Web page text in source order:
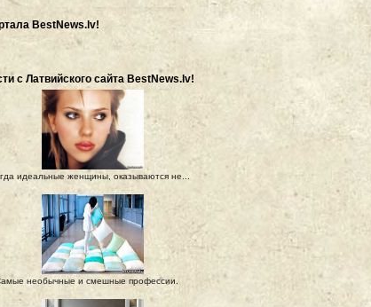
BestNews.lv!
с Латвийского сайта BestNews.lv!
идеальные женщины, оказываются не...
необычные и смешные профессии.